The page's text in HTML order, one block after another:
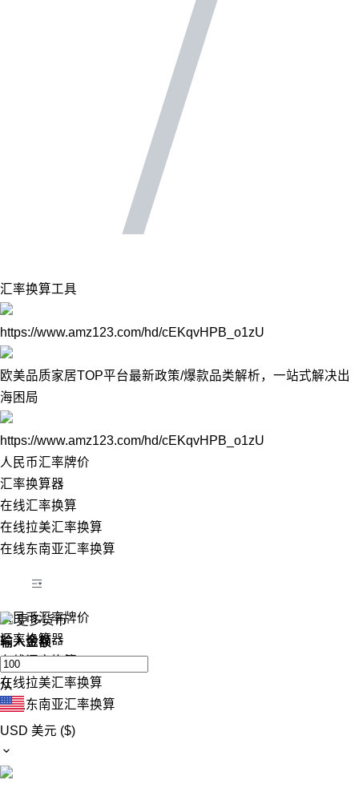
汇率换算工具
https://www.amz123.com/hd/cEKqvHPB_o1zU
欧美品质家居TOP平台最新政策/爆款品类解析，一站式解决出
海困局
https://www.amz123.com/hd/cEKqvHPB_o1zU
人民币汇率牌价
汇率换算器
在线汇率换算
在线拉美汇率换算
在线东南亚汇率换算
人民币汇率牌价
汇率换算器
在线汇率换算
在线拉美汇率换算
在线东南亚汇率换算
更多货币
输入金额
从
USD 美元 ($)